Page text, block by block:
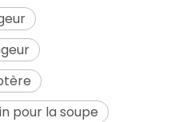
pour la soupe